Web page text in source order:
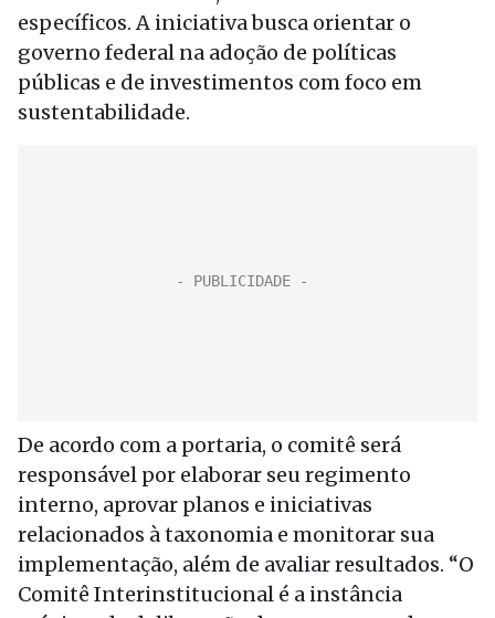
específicos. A iniciativa busca orientar o
governo federal na adoção de políticas
públicas e de investimentos com foco em
sustentabilidade.
De acordo com a portaria, o comitê será
responsável por elaborar seu regimento
interno, aprovar planos e iniciativas
relacionados à taxonomia e monitorar sua
implementação, além de avaliar resultados. “O
Comitê Interinstitucional é a instância